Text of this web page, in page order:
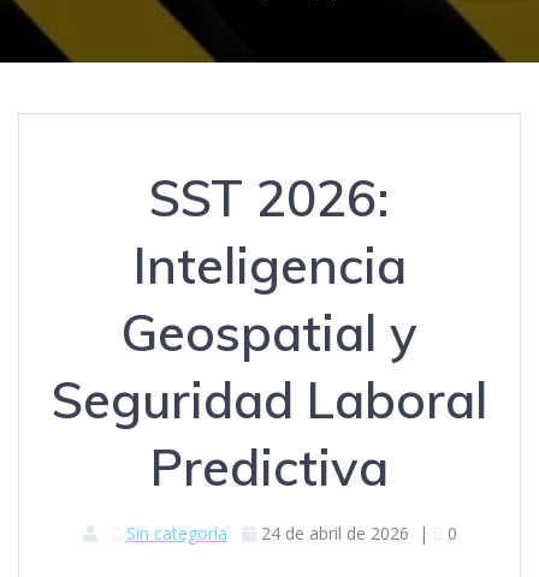
SST 2026:
Inteligencia
Geospatial y
Seguridad Laboral
Predictiva
Sin categoría 24 de abril de 2026 | 0